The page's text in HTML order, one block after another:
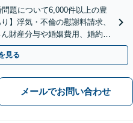
題について6,000件以上の豊
】浮気・不倫の慰謝料請求、
財産分与や婚姻費用、婚約破
が豊富です。
見る
メールでお問い合わせ